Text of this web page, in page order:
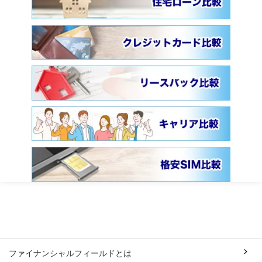
ファイナンシャルフィールドとは